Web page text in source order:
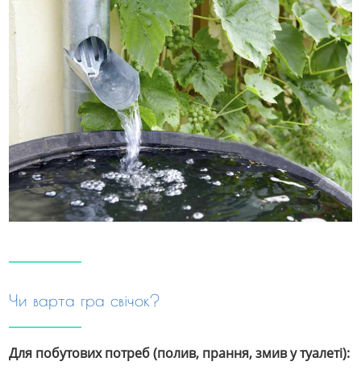
Чи варта гра свічок?
Для побутових потреб (полив, прання, змив у туалеті):